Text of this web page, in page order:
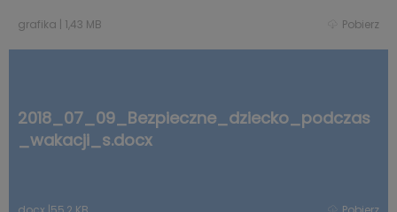
grafika 1,43 MB Pobierz
2018_07_09_Bezpieczne_dziecko_podczas
_wakacji_s.docx